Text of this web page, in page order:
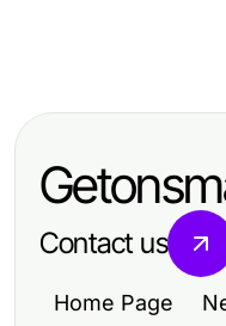
für Fans und
包养的真相与
Contact us
Home Page